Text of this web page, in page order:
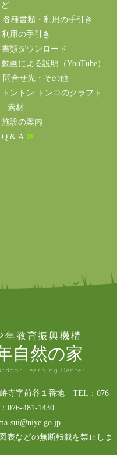
ど
各種書類・利用の手引き
利用の手引き
書類ダウンロード
動画による説明（YouTube）
問合せ先・その他
トントン トンコのクラフト
素材
施設の案内
Q & A
年教育振興機構
自然の家
Learning Center
寺字前谷１番地 TEL：076-
076-481-1430
sui@niye.go.jp
表などの無断転載を禁止しま